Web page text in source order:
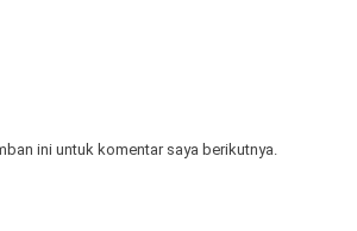
ini untuk komentar saya berikutnya.